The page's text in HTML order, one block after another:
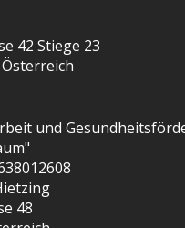
42 Stiege 23
und
48